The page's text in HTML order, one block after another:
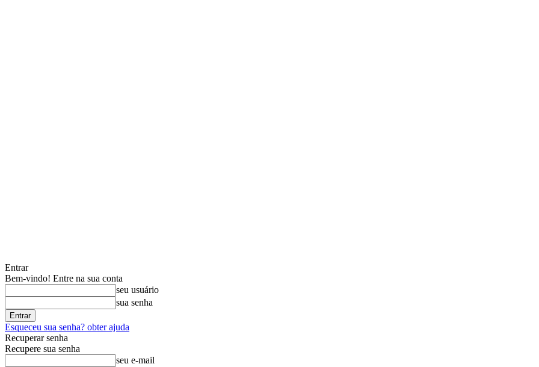
Entrar
Bem-vindo! Entre na sua conta
seu usuário
sua senha
Esqueceu sua senha? obter ajuda
Recuperar senha
Recupere sua senha
seu e-mail